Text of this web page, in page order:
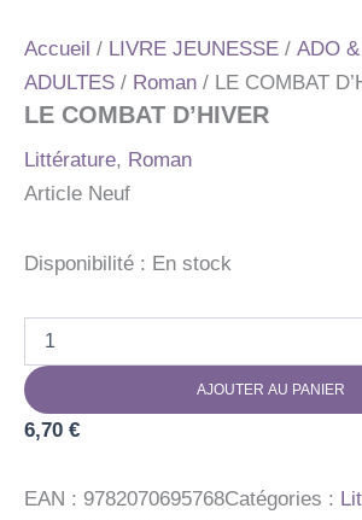
Accueil / LIVRE JEUNESSE / ADO
ADULTES / Roman / LE COMBAT
LE COMBAT D’HIVER
Littérature, Roman
Article Neuf
Disponibilité : En stock
LE
COMBAT
D'HIVER
AJOUTER AU PANIER
6,70 €
EAN : 9782070695768Catégories :